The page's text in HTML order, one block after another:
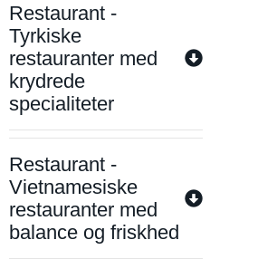
Restaurant -
Tyrkiske
restauranter med
krydrede
specialiteter
Restaurant -
Vietnamesiske
restauranter med
balance og friskhed